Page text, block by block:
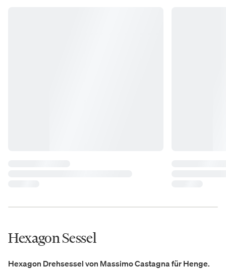
Hexagon Sessel
Hexagon Drehsessel von Massimo Castagna für Henge.